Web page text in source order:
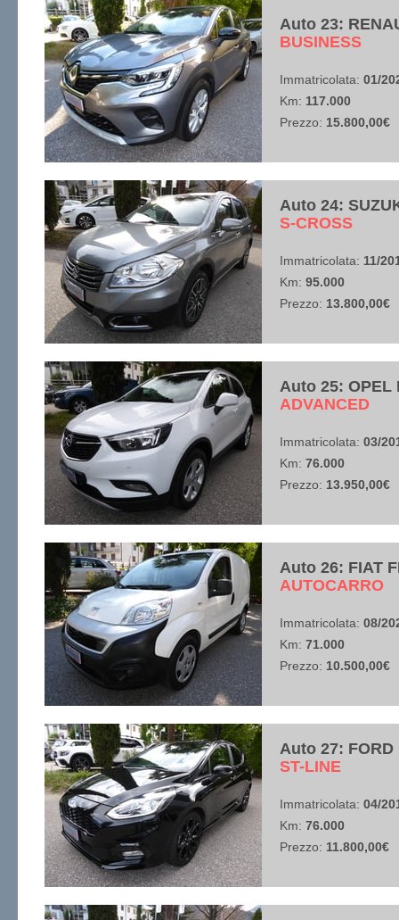
Auto 23:
​BUSINESS
Immatricolata: 01/
Km: 117.000
Prezzo: 15.800,00€
Auto 24:
​S-CROSS
Immatricolata: 11/
Km: 95.000
Prezzo: 13.800,00€
Auto 25: OPEL
​ADVANCED
Immatricolata: 03/
Km: 76.000
Prezzo: 13.950,00€
Auto 26: FIAT
​AUTOCARRO
Immatricolata: 08/
Km: 71.000
Prezzo: 10.500,00€
Auto 27: FORD
​ST-LINE
Immatricolata: 04/
Km: 76.000
Prezzo: 11.800,00€